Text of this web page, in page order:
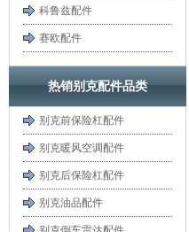
科鲁兹配件
赛欧配件
热销别克配件品类
别克前保险杠配件
别克暖风空调配件
别克后保险杠配件
别克油品配件